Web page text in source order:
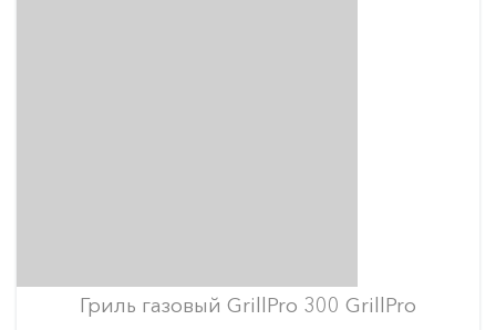
Гриль газовый GrillPro 300 GrillPro